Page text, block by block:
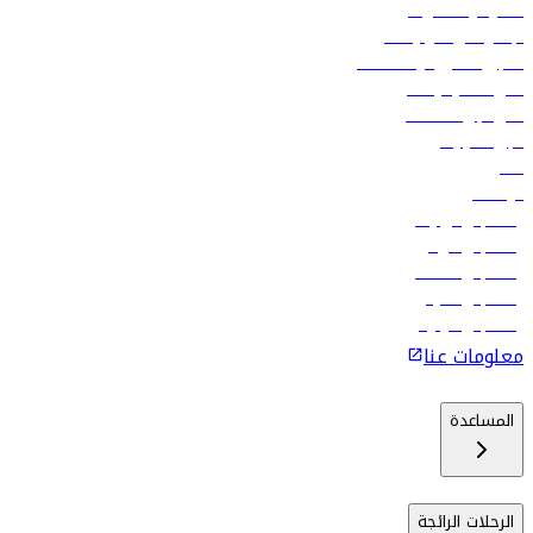
العقود والمشتريات
الإعلان على متن رحلاتنا
تسجيل الدخول لوكلاء السفر
أدنى أسعار الرحلات
فلاي دبي للعطلات
تأجير السيارات
فنادق
الوظائف
رحلات إلى تبيليسي
رحلات إلى الرياض
رحلات إلى مسقط
رحلات إلى ماليه
رحلات إلى كولومبو
معلومات عنا
المساعدة
الرحلات الرائجة